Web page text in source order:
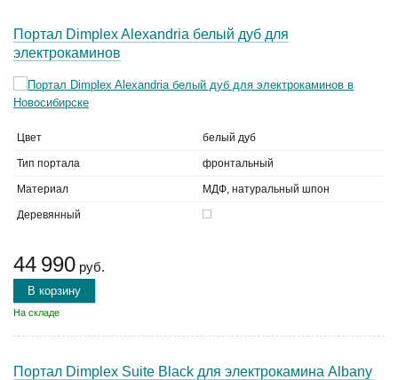
Портал Dimplex Alexandria белый дуб для
электрокаминов
Цвет белый дуб
Тип портала фронтальный
Материал МДФ, натуральный шпон
Деревянный
44 990 руб.
В корзину
На складе
Портал Dimplex Suite Black для электрокамина Albany